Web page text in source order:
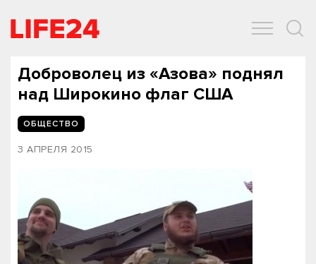
Доброволец из «Азова» поднял
над Широкино флаг США
ОБЩЕСТВО
3 АПРЕЛЯ 2015